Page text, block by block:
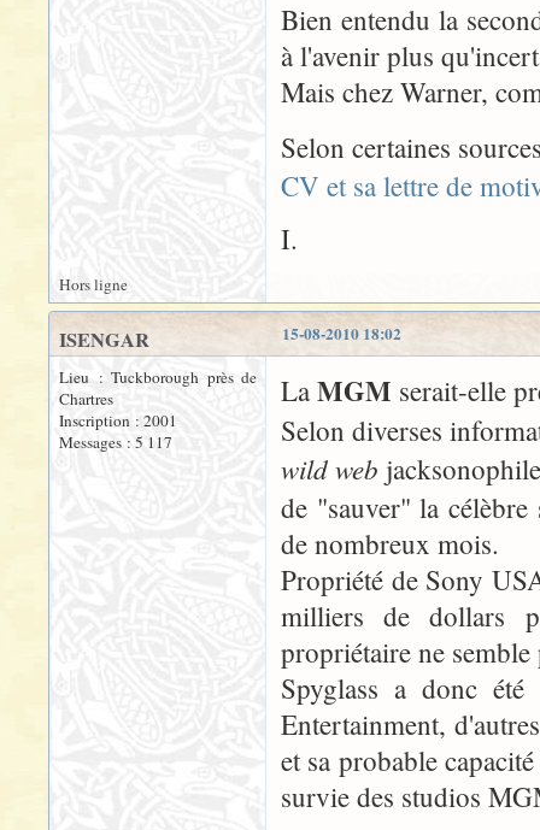
Bien entendu la
à l'avenir plus
Mais chez Warner,
Selon certaines
CV et sa lettre de
I.
Hors ligne
15-08-2010 18:02
ISENGAR
Lieu : Tuckborough près de
Chartres
Inscription : 2001
Messages : 5 117
La MGM serait-elle
Selon diverses
wild web
de "sauver" la
de nombreux mois.
Propriété de Sony
milliers de dollars
propriétaire ne
Spyglass a donc
Entertainment,
et sa probable
survie des studios